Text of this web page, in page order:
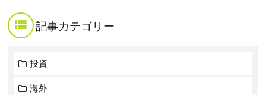
記事カテゴリー
投資
海外